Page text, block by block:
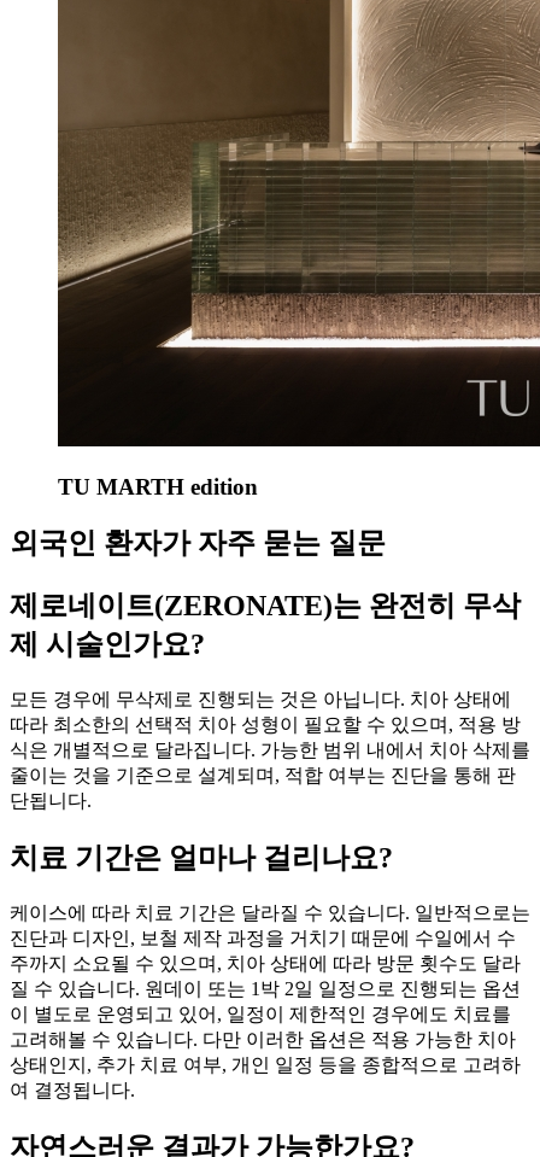
TU MARTH edition
외국인 환자가 자주 묻는 질문
제로네이트(ZERONATE)는 완전히 무삭
제 시술인가요?
모든 경우에 무삭제로 진행되는 것은 아닙니다. 치아 상태에
따라 최소한의 선택적 치아 성형이 필요할 수 있으며, 적용 방
식은 개별적으로 달라집니다. 가능한 범위 내에서 치아 삭제를
줄이는 것을 기준으로 설계되며, 적합 여부는 진단을 통해 판
단됩니다.
치료 기간은 얼마나 걸리나요?
케이스에 따라 치료 기간은 달라질 수 있습니다. 일반적으로는
진단과 디자인, 보철 제작 과정을 거치기 때문에 수일에서 수
주까지 소요될 수 있으며, 치아 상태에 따라 방문 횟수도 달라
질 수 있습니다. 원데이 또는 1박 2일 일정으로 진행되는 옵션
이 별도로 운영되고 있어, 일정이 제한적인 경우에도 치료를
고려해볼 수 있습니다. 다만 이러한 옵션은 적용 가능한 치아
상태인지, 추가 치료 여부, 개인 일정 등을 종합적으로 고려하
여 결정됩니다.
자연스러운 결과가 가능한가요?